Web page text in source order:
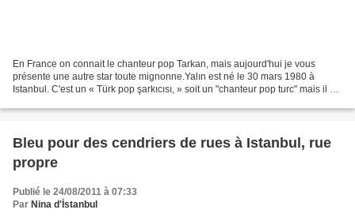
En France on connait le chanteur pop Tarkan, mais aujourd'hui je vous
présente une autre star toute mignonne.Yalın est né le 30 mars 1980 à
Istanbul. C'est un « Türk pop şarkıcısı, » soit un "chanteur pop turc" mais il est
Bleu pour des cendriers de rues à Istanbul, rue
propre
Publié le 24/08/2011 à 07:33
Par Nina d'İstanbul